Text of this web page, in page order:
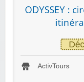
ODYSSEY :
ActivTours